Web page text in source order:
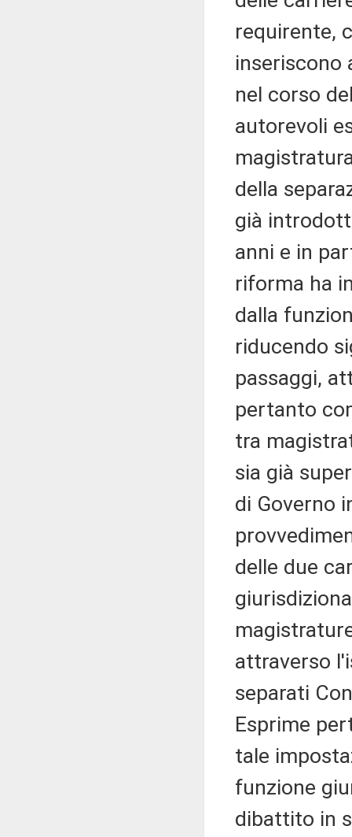
requirente,
inseriscono
nel corso
autorevoli
della
già
anni e in
riforma ha
dalla
riducendo
passaggi,
pertanto
tra
sia già
di Governo
delle due
attraverso
separati
Esprime
tale
funzione
dibattito in